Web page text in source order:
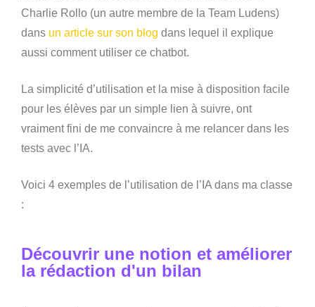
Charlie Rollo (un autre membre de la Team Ludens)
dans un article sur son blog dans lequel il explique
aussi comment utiliser ce chatbot.
La simplicité d’utilisation et la mise à disposition facile
pour les élèves par un simple lien à suivre, ont
vraiment fini de me convaincre à me relancer dans les
tests avec l’IA.
Voici 4 exemples de l’utilisation de l’IA dans ma classe
:
Découvrir une notion et améliorer
la rédaction d'un bilan